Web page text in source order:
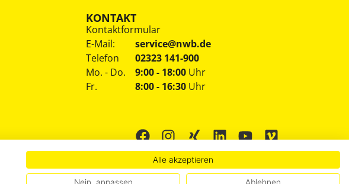
KONTAKT
Kontaktformular
E-Mail:
service@nwb.de
Telefon
02323 141-900
Mo. - Do.
Fr.
9:00 - 18:00 Uhr
8:00 - 16:30 Uhr
Alle akzeptieren